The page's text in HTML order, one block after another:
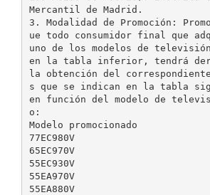
Mercantil de Madrid.
3. Modalidad de Promoción:
ue todo consumidor final que
uno de los modelos de
en la tabla inferior, tendrá
la obtención del
s que se indican en la tabla
en función del modelo de
o:
Modelo promocionado
77EC980V
65EC970V
55EC930V
55EA970V
55EA880V